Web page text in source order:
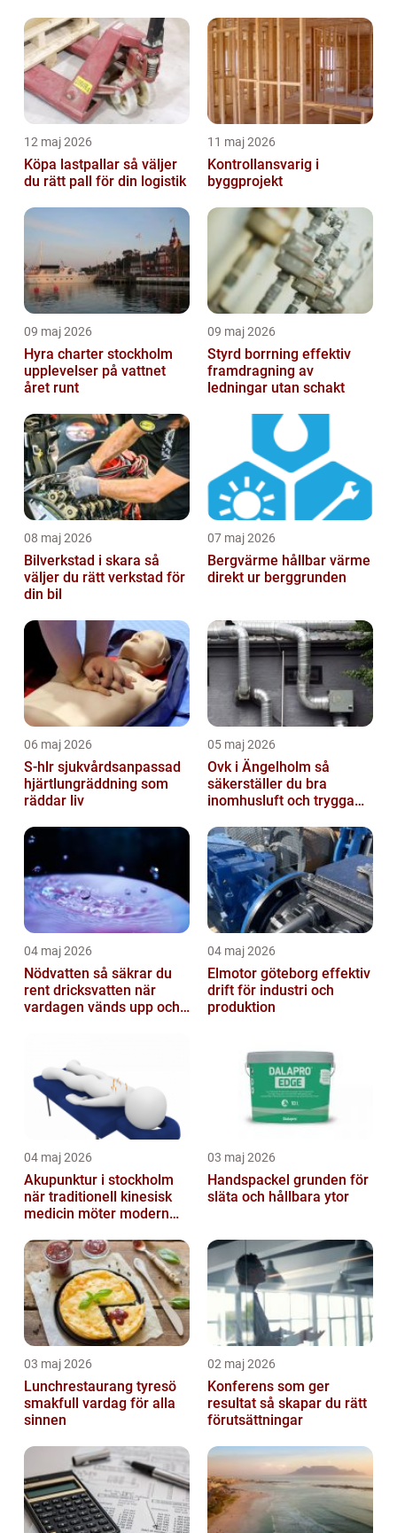
12 maj 2026
Köpa lastpallar så väljer
du rätt pall för din logistik
11 maj 2026
Kontrollansvarig i
byggprojekt
09 maj 2026
Hyra charter stockholm
upplevelser på vattnet
året runt
09 maj 2026
Styrd borrning effektiv
framdragning av
ledningar utan schakt
08 maj 2026
Bilverkstad i skara så
väljer du rätt verkstad för
din bil
07 maj 2026
Bergvärme hållbar värme
direkt ur berggrunden
06 maj 2026
S-hlr sjukvårdsanpassad
hjärtlungräddning som
räddar liv
05 maj 2026
Ovk i Ängelholm så
säkerställer du bra
inomhusluft och trygga
04 maj 2026
Nödvatten så säkrar du
rent dricksvatten när
vardagen vänds upp och
04 maj 2026
Elmotor göteborg effektiv
drift för industri och
produktion
04 maj 2026
Akupunktur i stockholm
när traditionell kinesisk
medicin möter modern
03 maj 2026
Handspackel grunden för
släta och hållbara ytor
03 maj 2026
Lunchrestaurang tyresö
smakfull vardag för alla
sinnen
02 maj 2026
Konferens som ger
resultat så skapar du rätt
förutsättningar